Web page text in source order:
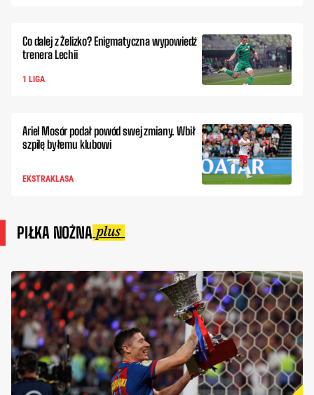
Co dalej z Żelizko? Enigmatyczna wypowiedź
trenera Lechii
1 LIGA
Ariel Mosór podał powód swej zmiany. Wbił
szpilę byłemu klubowi
EKSTRAKLASA
PIŁKA NOŻNA